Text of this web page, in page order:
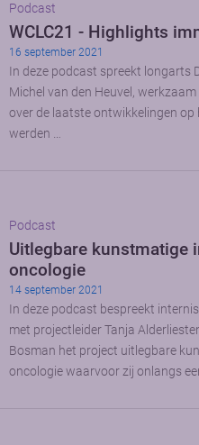
Podcast
WCLC21 - Highlights
16 september 2021
In deze podcast spreekt longarts
Michel van den Heuvel,
over de laatste ontwikkelingen
werden …
Podcast
Uitlegbare kunstmatige
oncologie
14 september 2021
In deze podcast bespreekt
met projectleider Tanja
Bosman het project uitlegbare
oncologie waarvoor zij onlangs